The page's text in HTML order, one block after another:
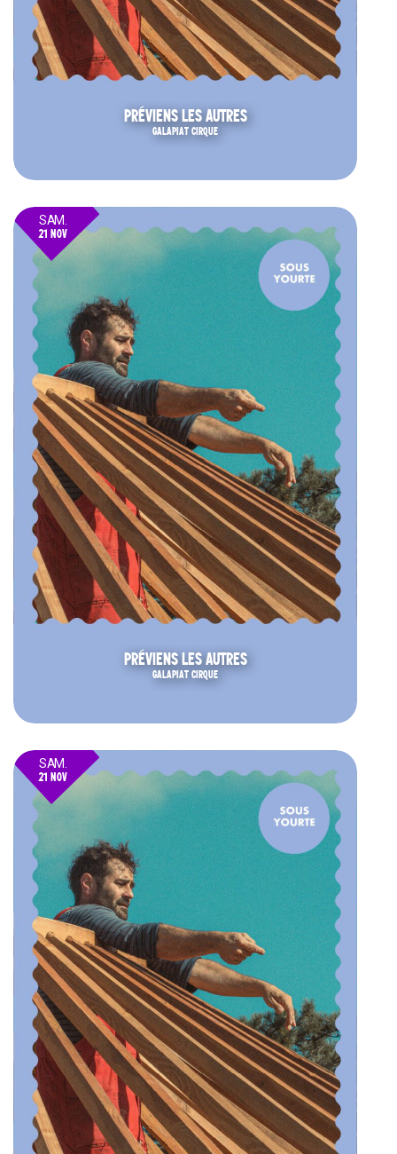
PRÉVIENS LES AUTRES
GALAPIAT CIRQUE
SAM.
21 NOV
PRÉVIENS LES AUTRES
GALAPIAT CIRQUE
SAM.
21 NOV